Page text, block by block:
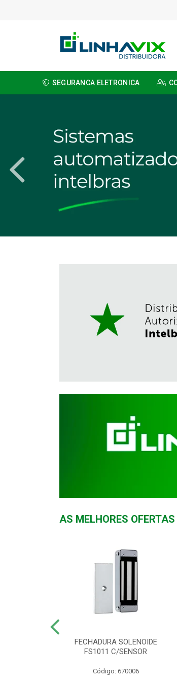
SEGURANCA ELETRONICA
AS MELHORES OFERTAS
FECHADURA SOLENOIDE
FS1011 C/SENSOR
Código: 670006